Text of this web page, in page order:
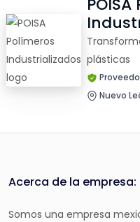
plásticas
Nuevo
Acerca de la empresa:
Somos una empresa